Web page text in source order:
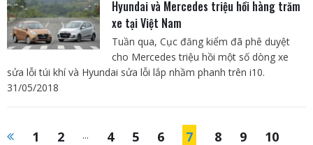
Hyundai và Mercedes triệu hồi hàng trăm
xe tại Việt Nam
Tuần qua, Cục đăng kiểm đã phê duyệt
cho Mercedes triệu hồi một số dòng xe
sửa lỗi túi khí và Hyundai sửa lỗi lắp nhầm phanh trên i10.
31/05/2018
1 2 ... 4 5 6 7 8 9 10